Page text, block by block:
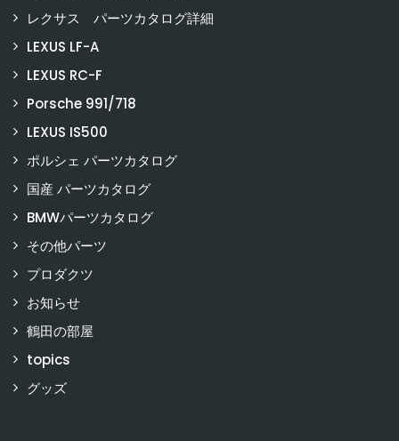
レクサス パーツカタログ詳細
LEXUS LF-A
LEXUS RC-F
Porsche 991/718
LEXUS IS500
ポルシェ パーツカタログ
国産 パーツカタログ
BMWパーツカタログ
その他パーツ
プロダクツ
お知らせ
鶴田の部屋
topics
グッズ